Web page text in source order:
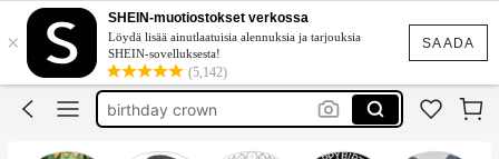
SAADA
×
SHEIN-muotiostokset verkossa
Löydä lisää ainutlaatuisia alennuksia ja tarjouksia
SHEIN-sovelluksesta!
(5,142)
birthday
cowboy hat
birthday crown